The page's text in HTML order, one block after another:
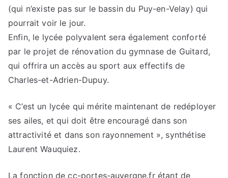
(qui n’existe pas sur le bassin du Puy-en-Velay) qui
pourrait voir le jour.
Enfin, le lycée polyvalent sera également conforté
par le projet de rénovation du gymnase de Guitard,
qui offrira un accès au sport aux effectifs de
Charles-et-Adrien-Dupuy.
« C’est un lycée qui mérite maintenant de redéployer
ses ailes, et qui doit être encouragé dans son
attractivité et dans son rayonnement », synthétise
Laurent Wauquiez.
La fonction de cc-portes-auvergne.fr étant de